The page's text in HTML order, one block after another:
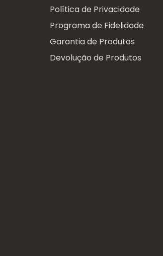
Política de Privacidade
Programa de Fidelidade
Garantia de Produtos
Devolução de Produtos